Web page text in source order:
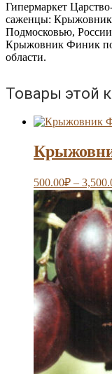
Гипермаркет
саженцы: Крыжовник
Подмосковью,
Крыжовник Финик
области.
Товары этой
500.00₽ –